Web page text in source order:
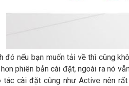
đó nếu bạn muốn tải về thì cũng
phiên bản cài đặt, ngoài ra nó
tác cài đặt cũng như Active nên